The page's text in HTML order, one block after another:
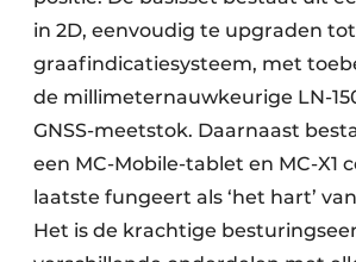
in 2D, eenvoudig te upgraden
graafindicatiesysteem, met
de millimeternauwkeurige LN-
GNSS-meetstok. Daarnaast
een MC-Mobile-tablet en MC-X1
laatste fungeert als ‘het hart’
Het is de krachtige